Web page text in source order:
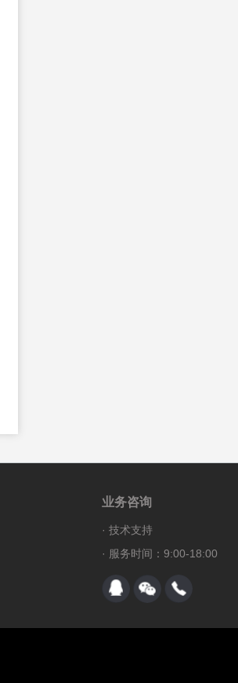
业务咨询
· 技术支持
· 服务时间：9:00-18:00